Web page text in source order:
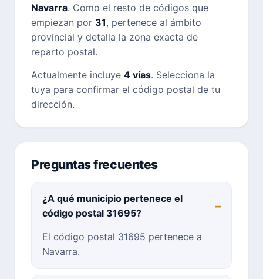
Navarra. Como el resto de códigos que
empiezan por 31, pertenece al ámbito
provincial y detalla la zona exacta de
reparto postal.
Actualmente incluye 4 vías. Selecciona la
tuya para confirmar el código postal de tu
dirección.
Preguntas frecuentes
¿A qué municipio pertenece el
código postal 31695?
El código postal 31695 pertenece a
Navarra.